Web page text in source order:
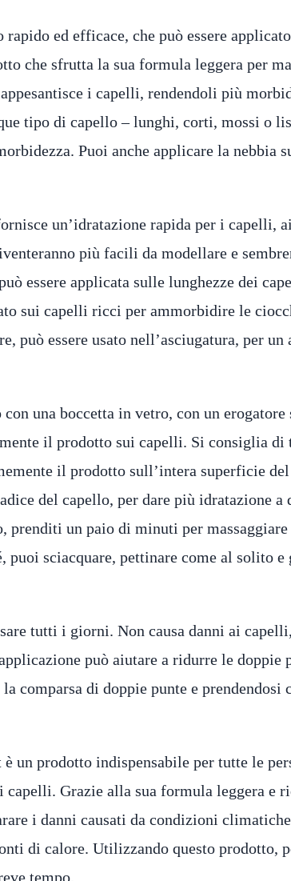
ed efficace, che può essere
che sfrutta la sua formula leggera per
i capelli, rendendoli più
tipo di capello – lunghi, corti, mossi o
Puoi anche applicare la nebbia
un’idratazione rapida per i capelli,
più facili da modellare e
essere applicata sulle lunghezze dei
sui capelli ricci per ammorbidire le
può essere usato nell’asciugatura, per un
una boccetta in vetro, con un erogatore
il prodotto sui capelli. Si consiglia di
il prodotto sull’intera superficie del
del capello, per dare più idratazione a
prenditi un paio di minuti per massaggiare
puoi sciacquare, pettinare come al solito e
tutti i giorni. Non causa danni ai
può aiutare a ridurre le doppie
comparsa di doppie punte e prendendosi
un prodotto indispensabile per tutte le
Grazie alla sua formula leggera e
i danni causati da condizioni climatiche
di calore. Utilizzando questo prodotto,
tempo.